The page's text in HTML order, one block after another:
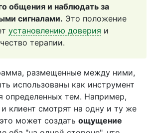
общения и наблюдать за
сигналами. Это положение
установлению доверия и
терапии.
размещенные между ними,
использованы как инструмент
определенных тем. Например,
и клиент смотрят на одну и ту же
может создать ощущение